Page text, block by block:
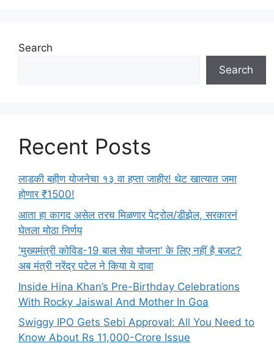
s
Search
Search
Recent Posts
लाडकी बहीण योजनेचा १३ वा हप्ता जाहीर! थेट खात्यात जमा
होणार ₹1500!
आता हा कागद असेल तरच मिळणार पेट्रोल/डीझेल, सरकारनं
घेतला मोठा निर्णय
'मुख्यमंत्री कोविड-19 बाल सेवा योजना' के लिए नहीं है बजट?
अब मंत्री नरेंद्र पटेल ने किया ये दावा
Inside Hina Khan’s Pre-Birthday Celebrations
With Rocky Jaiswal And Mother In Goa
Swiggy IPO Gets Sebi Approval: All You Need to
Know About Rs 11,000-Crore Issue